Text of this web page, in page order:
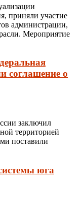
приняли участие
администрации,
Мероприятие
соглашение о
заключил
территорией
поставили
юга